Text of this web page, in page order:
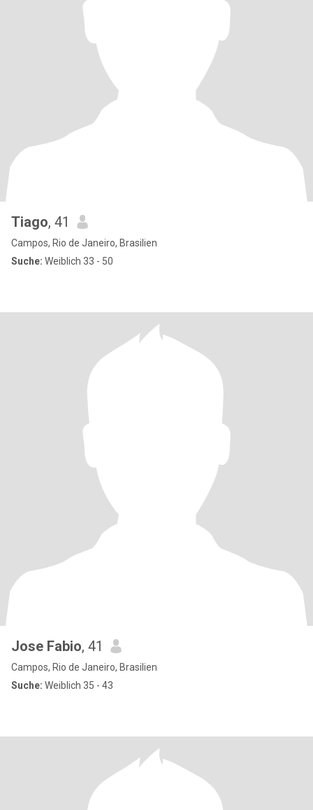
Tiago, 41
Campos, Rio de Janeiro, Brasilien
Suche: Weiblich 33 - 50
Jose Fabio, 41
Campos, Rio de Janeiro, Brasilien
Suche: Weiblich 35 - 43